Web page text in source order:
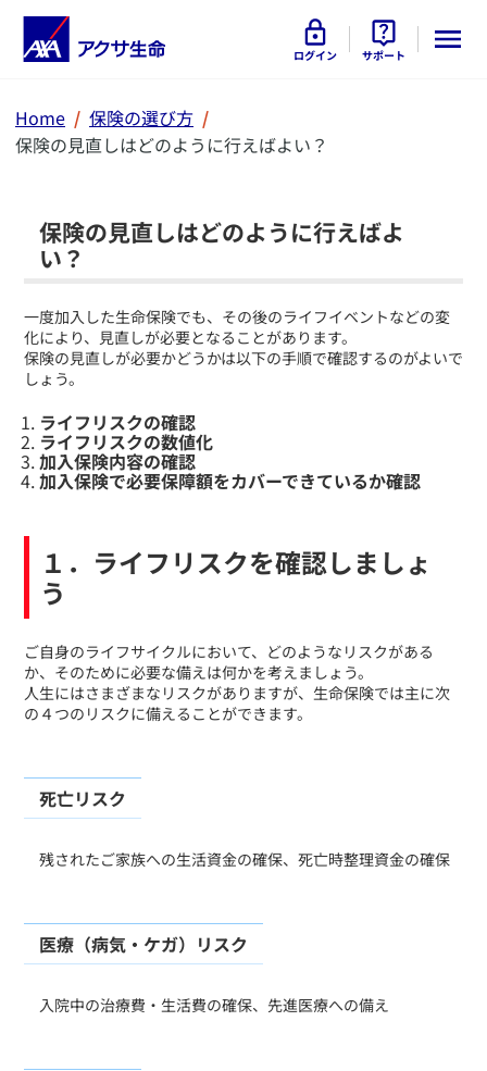
ログイン サポート
Home
保険の選び方
保険の見直しはどのように行えばよい？
保険の見直しはどのように行えばよ
い？
​一度加入した生命保険でも、その後のライフイベントなどの変
化により、見直しが必要となることがあります。
保険の見直しが必要かどうかは以下の手順で確認するのがよいで
しょう。
ライフリスクの確認
ライフリスクの数値化
加入保険内容の確認
加入保険で必要保障額をカバーできているか確認
１．ライフリスクを確認しましょ
う
​ご自身のライフサイクルにおいて、どのようなリスクがある
か、そのために必要な備えは何かを考えましょう。
人生にはさまざまなリスクがありますが、生命保険では主に次
の４つのリスクに備えることができます。
死亡リスク
​ 残されたご家族への生活資金の確保、死亡時整理資金の確保
医療（病気・ケガ）リスク
​ 入院中の治療費・生活費の確保、先進医療への備え